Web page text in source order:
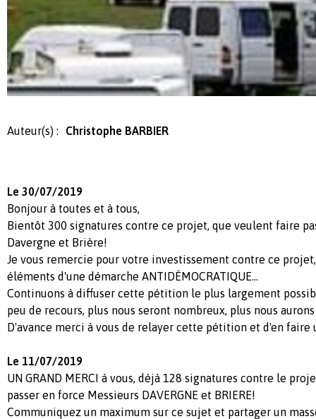
Auteur(s) : Christophe BARBIER
Le 30/07/2019
Bonjour à toutes et à tous,
Bientôt 300 signatures contre ce projet, que veulent faire
Davergne et Brière!
Je vous remercie pour votre investissement contre ce
éléments d'une démarche ANTIDÉMOCRATIQUE...
Continuons à diffuser cette pétition le plus largement
peu de recours, plus nous seront nombreux, plus nous
D'avance merci à vous de relayer cette pétition et d'en faire
Le 11/07/2019
UN GRAND MERCI à vous, déjà 128 signatures contre le
passer en force Messieurs DAVERGNE et BRIERE!
Communiquez un maximum sur ce sujet et partager un